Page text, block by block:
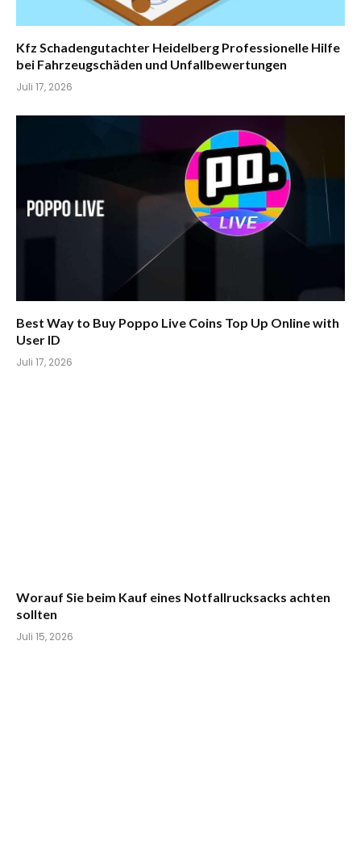
Kfz Schadengutachter Heidelberg Professionelle Hilfe
bei Fahrzeugschäden und Unfallbewertungen
Juli 17, 2026
Best Way to Buy Poppo Live Coins Top Up Online with
User ID
Juli 17, 2026
Worauf Sie beim Kauf eines Notfallrucksacks achten
sollten
Juli 15, 2026